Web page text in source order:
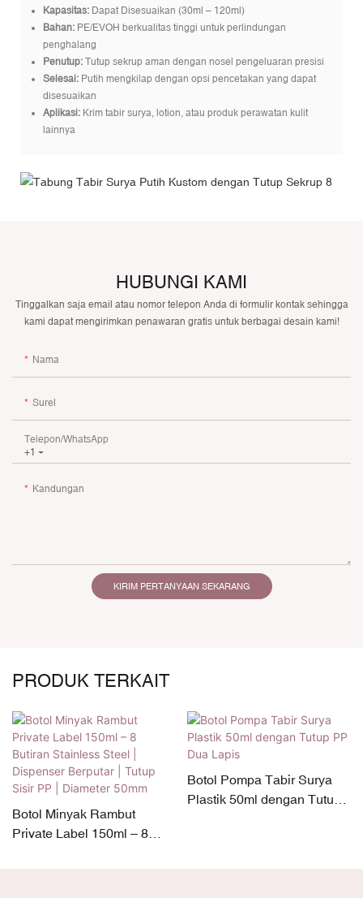
Kapasitas: Dapat Disesuaikan (30ml – 120ml)
Bahan: PE/EVOH berkualitas tinggi untuk perlindungan
penghalang
Penutup: Tutup sekrup aman dengan nosel pengeluaran presisi
Selesai: Putih mengkilap dengan opsi pencetakan yang dapat
disesuaikan
Aplikasi: Krim tabir surya, lotion, atau produk perawatan kulit
lainnya
HUBUNGI KAMI
Tinggalkan saja email atau nomor telepon Anda di formulir kontak sehingga
kami dapat mengirimkan penawaran gratis untuk berbagai desain kami!
Nama
Surel
+1
Telepon/WhatsApp
Kandungan
KIRIM PERTANYAAN SEKARANG
PRODUK TERKAIT
Botol Minyak Rambut
Private Label 150ml – 8
Botol Pompa Tabir Surya
Plastik 50ml dengan Tutup